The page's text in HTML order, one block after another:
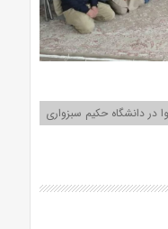
در دانشگاه حکیم سبزواری